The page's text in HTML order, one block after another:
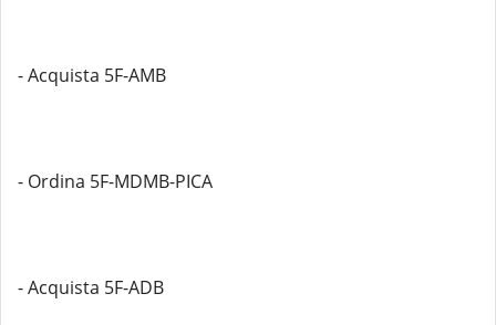
- Acquista 5F-AMB
- Ordina 5F-MDMB-PICA
- Acquista 5F-ADB